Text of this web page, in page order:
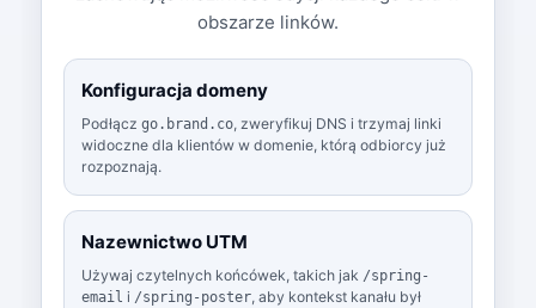
obszarze linków.
Konfiguracja domeny
Podłącz go.brand.co, zweryfikuj DNS i trzymaj linki
widoczne dla klientów w domenie, którą odbiorcy już
rozpoznają.
Nazewnictwo UTM
Używaj czytelnych końcówek, takich jak /spring-
email i /spring-poster, aby kontekst kanału był